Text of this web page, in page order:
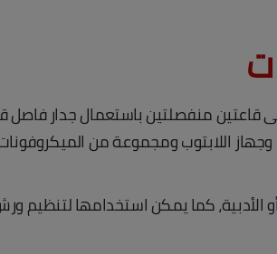
ويمكنتقسيمها إلى قاعتين منفصلتين
اللابتوب ومجموعة من
كما يمكن استخدامها لتنظيم